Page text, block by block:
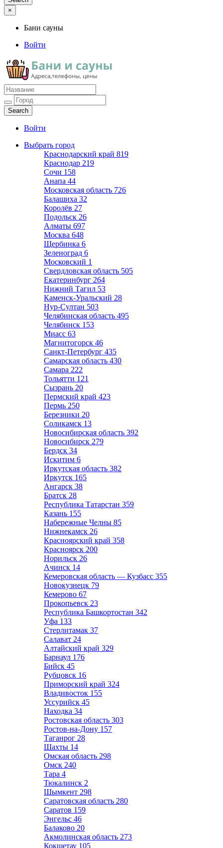
×
Бани сауны
Войти
Бани сауны
Адреса и телефоны
Войти
Выбрать город
Краснодарский край 819
Краснодар 219
Сочи 158
Анапа 44
Московская область 726
Балашиха 32
Королёв 27
Подольск 26
Алматы 697
Москва 648
Щербинка 6
Зеленоград 6
Московский 1
Свердловская область 505
Екатеринбург 264
Нижний Тагил 53
Каменск-Уральский 28
Нур-Султан 503
Челябинская область 495
Челябинск 153
Миасс 63
Магнитогорск 46
Санкт-Петербург 435
Самарская область 430
Самара 222
Тольятти 121
Сызрань 20
Пермский край 423
Пермь 250
Березники 20
Соликамск 13
Новосибирская область 392
Новосибирск 279
Бердск 34
Искитим 6
Иркутская область 382
Иркутск 165
Ангарск 38
Братск 28
Республика Татарстан 359
Казань 155
Набережные Челны 85
Нижнекамск 26
Красноярский край 358
Красноярск 200
Норильск 26
Ачинск 14
Кемеровская область — Кузбасс 355
Новокузнецк 79
Кемерово 67
Прокопьевск 23
Республика Башкортостан 342
Уфа 133
Стерлитамак 37
Салават 24
Алтайский край 329
Барнаул 176
Бийск 45
Рубцовск 16
Приморский край 324
Владивосток 155
Уссурийск 45
Находка 34
Ростовская область 303
Ростов-на-Дону 157
Таганрог 28
Шахты 14
Омская область 298
Омск 240
Тара 4
Тюкалинск 2
Шымкент 298
Саратовская область 280
Саратов 159
Энгельс 46
Балаково 20
Акмолинская область 273
Кокшетау 105